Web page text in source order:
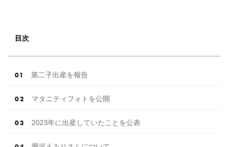
目次
第二子出産を報告
マタニティフォトを公開
2023年に出産していたことを公表